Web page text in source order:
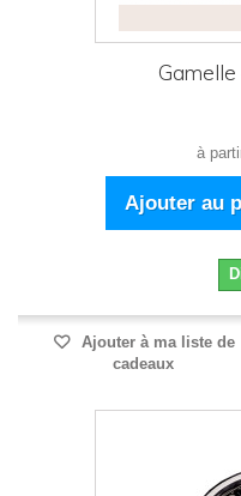
à
Ajouter au
Ajouter à ma liste de
cadeaux